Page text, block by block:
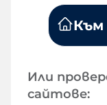
Към
Или
сайтове: